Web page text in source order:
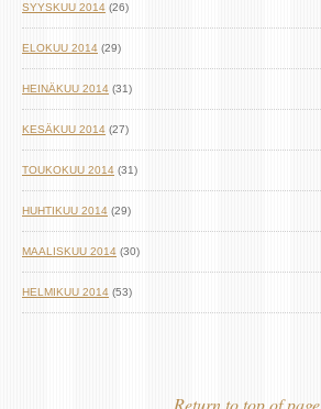
SYYSKUU 2014 (26)
ELOKUU 2014 (29)
HEINÄKUU 2014 (31)
KESÄKUU 2014 (27)
TOUKOKUU 2014 (31)
HUHTIKUU 2014 (29)
MAALISKUU 2014 (30)
HELMIKUU 2014 (53)